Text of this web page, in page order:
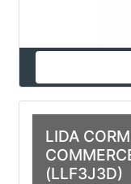
LIDA
(LLF3J3D)